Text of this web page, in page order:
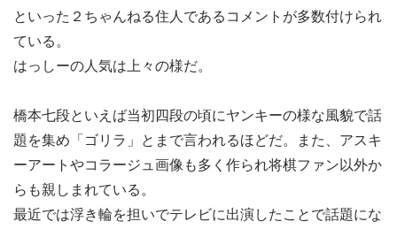
といった２ちゃんねる住人であるコメントが多数付けられ
ている。
はっしーの人気は上々の様だ。
橋本七段といえば当初四段の頃にヤンキーの様な風貌で話
題を集め「ゴリラ」とまで言われるほどだ。また、アスキ
ーアートやコラージュ画像も多く作られ将棋ファン以外か
らも親しまれている。
最近では浮き輪を担いでテレビに出演したことで話題にな